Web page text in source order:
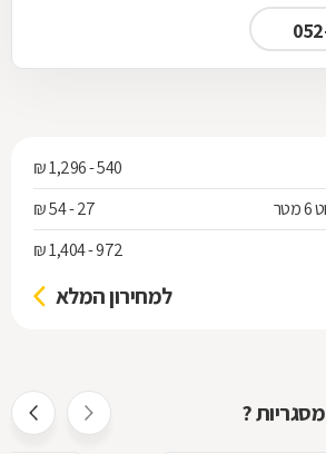
540 - 1,296 ₪
27 - 54 ₪
972 - 1,404 ₪
למחירון המלא
?